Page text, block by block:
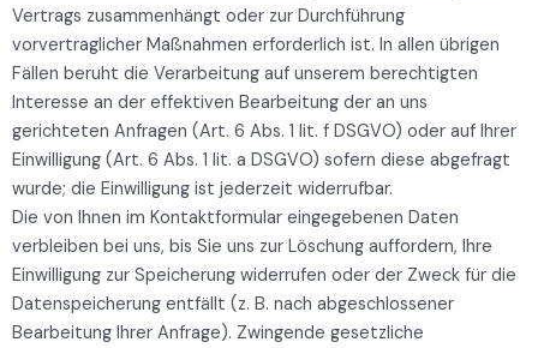
Vertrags zusammenhängt oder zur Durchführung
vorvertraglicher Maßnahmen erforderlich ist. In allen übrigen
Fällen beruht die Verarbeitung auf unserem berechtigten
Interesse an der effektiven Bearbeitung der an uns
gerichteten Anfragen (Art. 6 Abs. 1 lit. f DSGVO) oder auf Ihrer
Einwilligung (Art. 6 Abs. 1 lit. a DSGVO) sofern diese abgefragt
wurde; die Einwilligung ist jederzeit widerrufbar.
Die von Ihnen im Kontaktformular eingegebenen Daten
verbleiben bei uns, bis Sie uns zur Löschung auffordern, Ihre
Einwilligung zur Speicherung widerrufen oder der Zweck für die
Datenspeicherung entfällt (z. B. nach abgeschlossener
Bearbeitung Ihrer Anfrage). Zwingende gesetzliche